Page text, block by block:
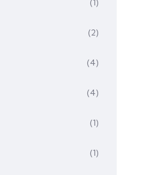
(1)
(2)
(4)
(4)
(1)
(1)